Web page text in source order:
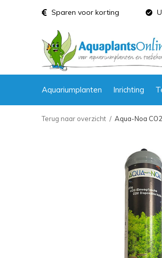
Aquariumplanten Inrichting
Sparen voor korting
Terug naar overzicht Aqua-Noa